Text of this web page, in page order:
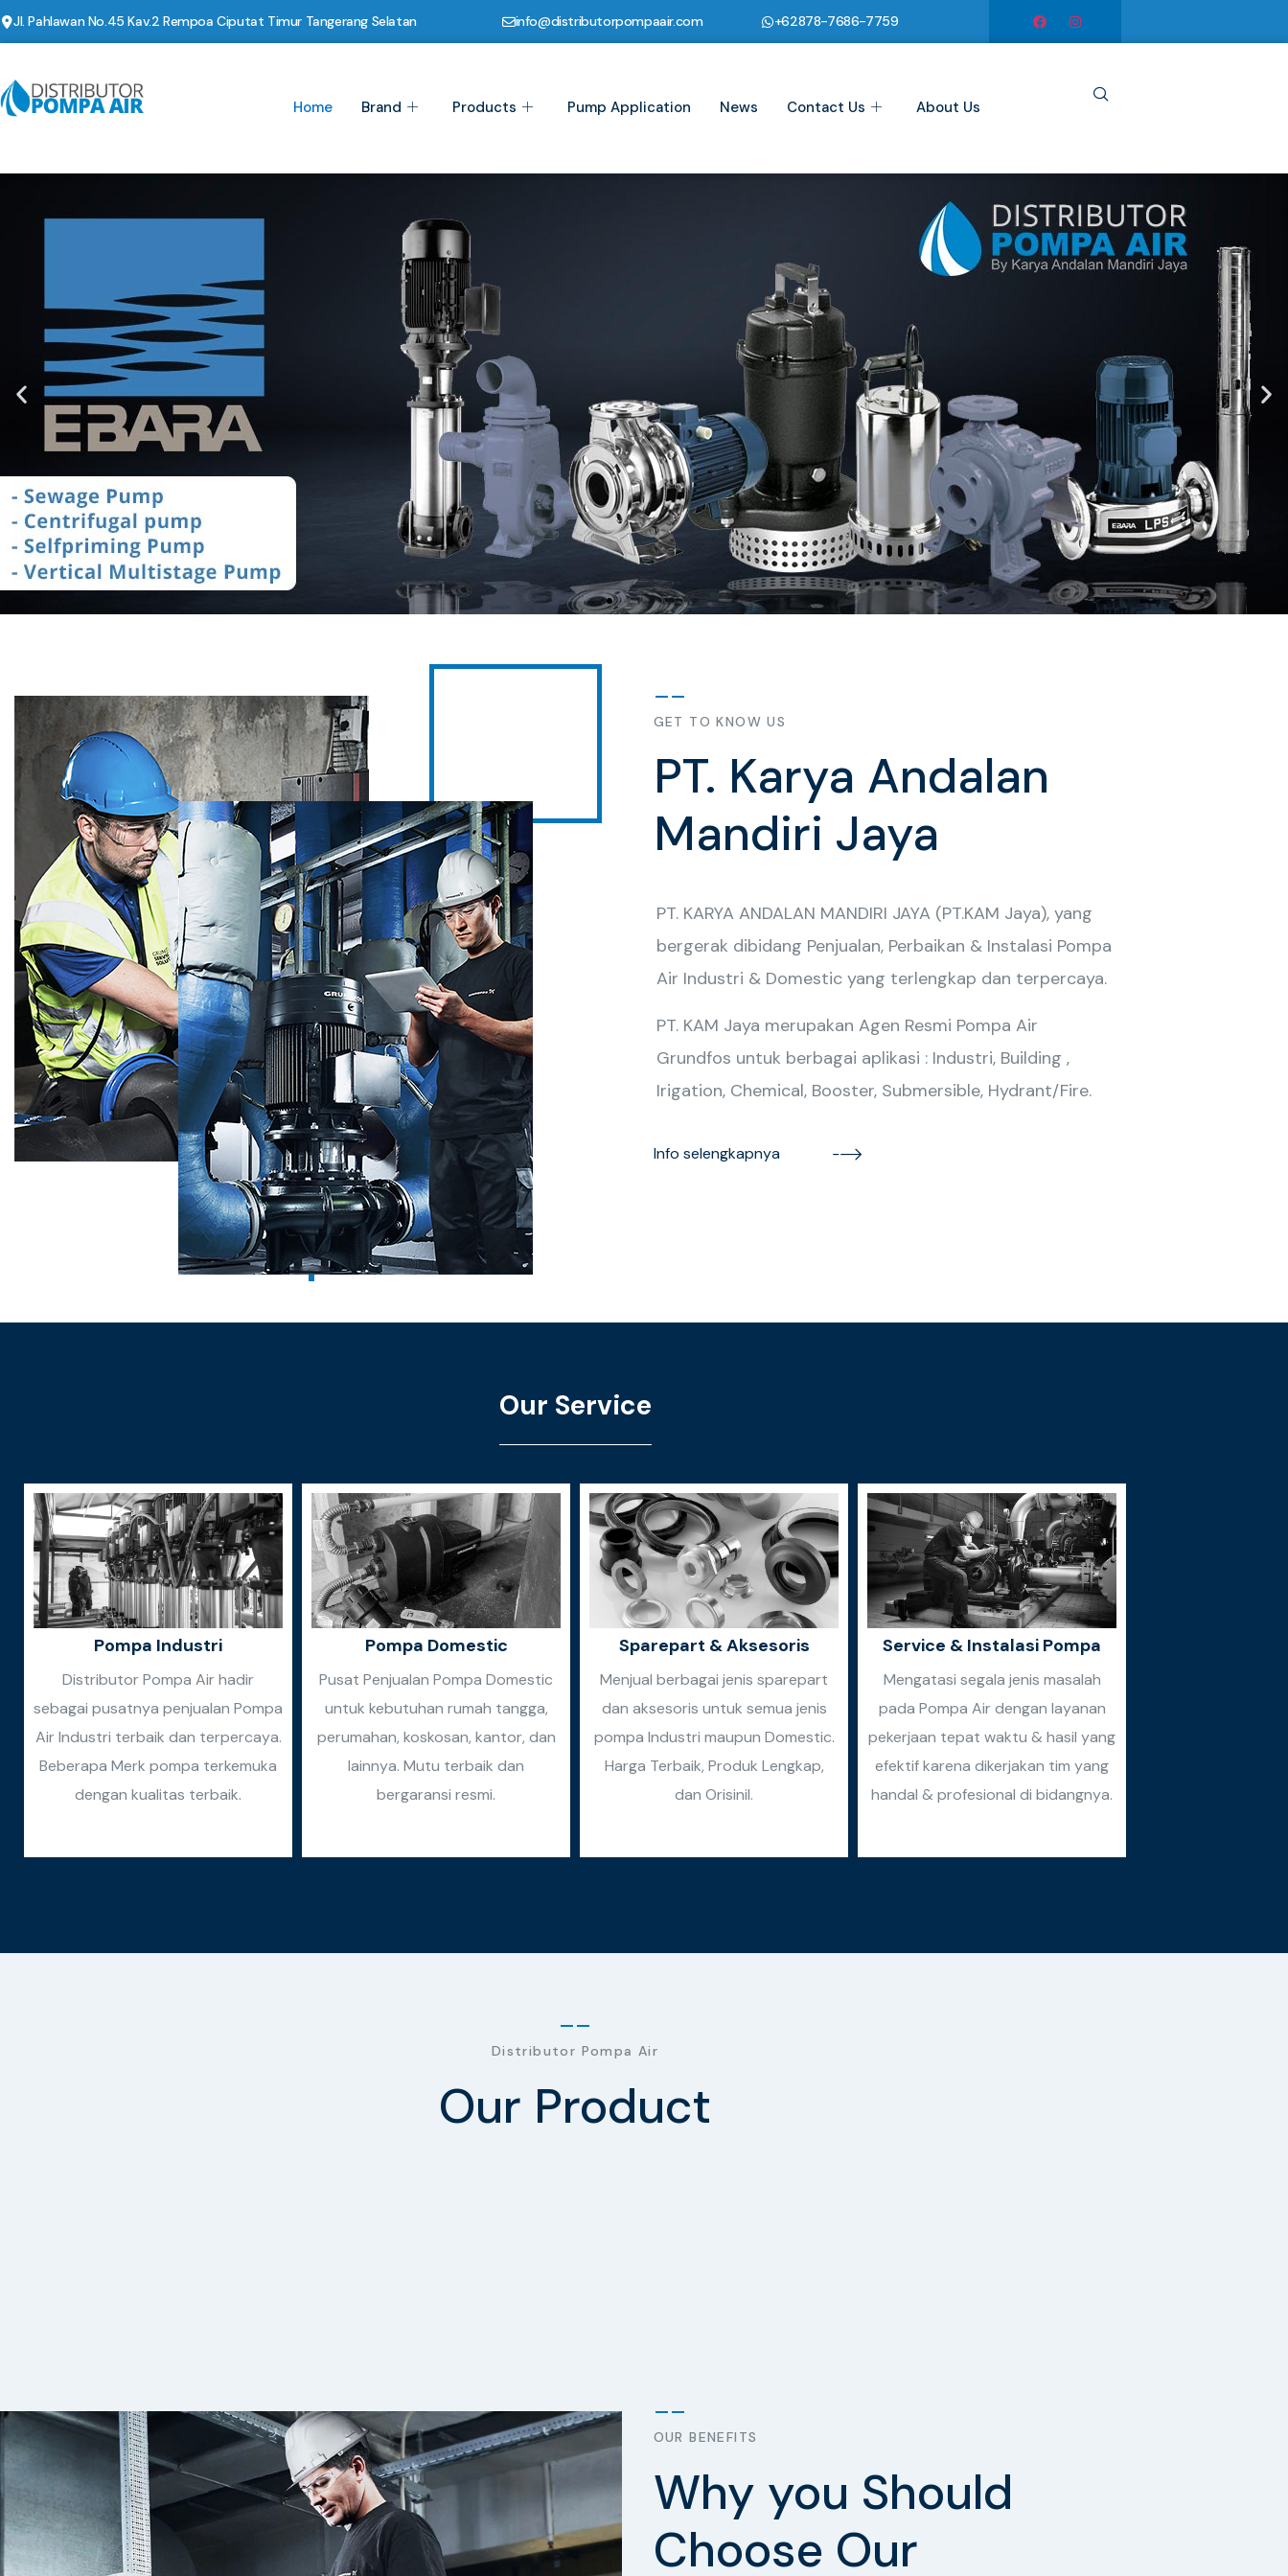
Jl. Pahlawan No.45 Kav.2 Rempoa Ciputat Timur Tangerang Selatan info@distributorpompaair.com +62878-7686-7759
Home Brand Products Pump Application News Contact Us About Us
GET TO KNOW US
PT. Karya Andalan
Mandiri Jaya
PT. KARYA ANDALAN MANDIRI JAYA (PT.KAM Jaya), yang
bergerak dibidang Penjualan, Perbaikan & Instalasi Pompa
Air Industri & Domestic yang terlengkap dan terpercaya.
PT. KAM Jaya merupakan Agen Resmi Pompa Air
Grundfos untuk berbagai aplikasi : Industri, Building ,
Irigation, Chemical, Booster, Submersible, Hydrant/Fire.
Info selengkapnya
Our Service
Pompa Industri
Distributor Pompa Air hadir
sebagai pusatnya penjualan Pompa
Air Industri terbaik dan terpercaya.
Beberapa Merk pompa terkemuka
dengan kualitas terbaik.
Pompa Domestic
Pusat Penjualan Pompa Domestic
untuk kebutuhan rumah tangga,
perumahan, koskosan, kantor, dan
lainnya. Mutu terbaik dan
bergaransi resmi.
Sparepart & Aksesoris
Menjual berbagai jenis sparepart
dan aksesoris untuk semua jenis
pompa Industri maupun Domestic.
Harga Terbaik, Produk Lengkap,
dan Orisinil.
Service & Instalasi Pompa
Mengatasi segala jenis masalah
pada Pompa Air dengan layanan
pekerjaan tepat waktu & hasil yang
efektif karena dikerjakan tim yang
handal & profesional di bidangnya.
Distributor Pompa Air
Our Product
OUR BENEFITS
Why you Should
Choose Our